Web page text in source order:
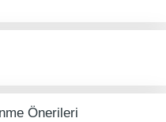
Önerileri